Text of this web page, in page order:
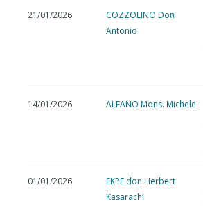
21/01/2026
COZZOLINO Don
Antonio
14/01/2026 ALFANO Mons. Michele
01/01/2026
EKPE don Herbert
Kasarachi